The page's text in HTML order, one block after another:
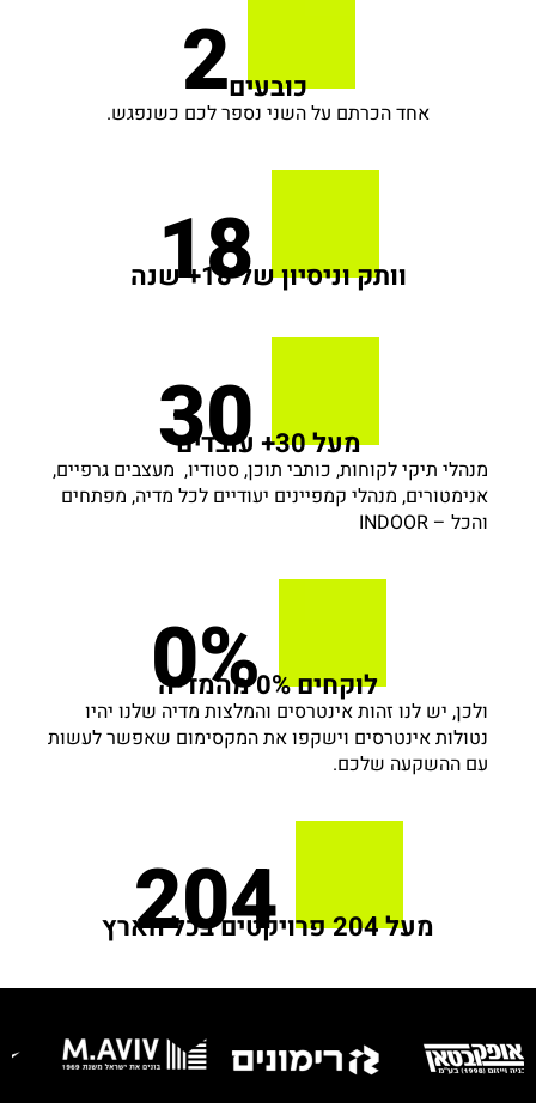
2כובעים
אחד הכרתם על השני נספר לכם כשנפגש.
18וותק וניסיון של 18+ שנה
30 מעל 30+ עובדים
מנהלי תיקי לקוחות, כותבי תוכן, סטודיו, מעצבים גרפיים,
אנימטורים, מנהלי קמפיינים יעודיים לכל מדיה, מפתחים
והכל – INDOOR
0% לוקחים 0% מהמדיה
ולכן, יש לנו זהות אינטרסים והמלצות מדיה שלנו יהיו
נטולות אינטרסים וישקפו את המקסימום שאפשר לעשות
עם ההשקעה שלכם.
204 מעל 204 פרויקטים בכל הארץ